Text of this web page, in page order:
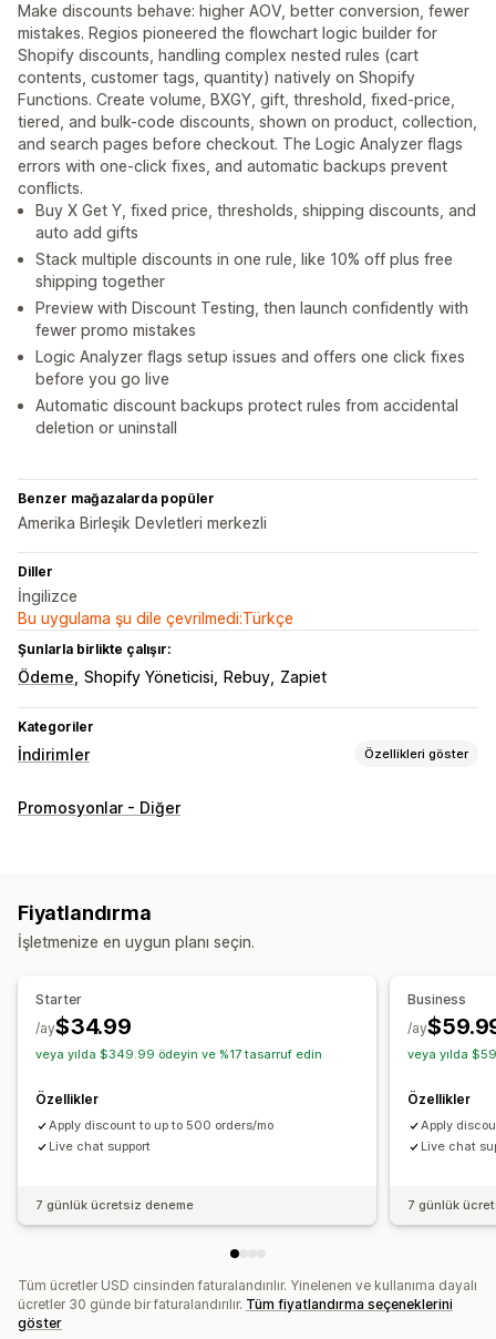
Make discounts behave: higher AOV, better conversion, fewer
mistakes. Regios pioneered the flowchart logic builder for
Shopify discounts, handling complex nested rules (cart
contents, customer tags, quantity) natively on Shopify
Functions. Create volume, BXGY, gift, threshold, fixed-price,
tiered, and bulk-code discounts, shown on product, collection,
and search pages before checkout. The Logic Analyzer flags
errors with one-click fixes, and automatic backups prevent
conflicts.
Buy X Get Y, fixed price, thresholds, shipping discounts, and
auto add gifts
Stack multiple discounts in one rule, like 10% off plus free
shipping together
Preview with Discount Testing, then launch confidently with
fewer promo mistakes
Logic Analyzer flags setup issues and offers one click fixes
before you go live
Automatic discount backups protect rules from accidental
deletion or uninstall
Benzer mağazalarda popüler
Amerika Birleşik Devletleri merkezli
Diller
İngilizce
Bu uygulama şu dile çevrilmedi:Türkçe
Şunlarla birlikte çalışır:
Ödeme Shopify Yöneticisi Rebuy Zapiet
Kategoriler
İndirimler Özellikleri göster
İndirim türleri
Yüzdelik indirimler
Toptan satış fiyatlandırması Ücretsiz kargo
Hediyeler
Dinamik fiyatlandırma
Para birimi dönüştürme
Otomasyonlar
Hedefleme Coğrafi konum
Etiketleme
Promosyonlar - Diğer
Fiyatlandırma
İşletmenize en uygun planı seçin.
Starter
$34.99
/ay
veya yılda $349.99 ödeyin ve %17 tasarruf edin
Özellikler
Apply discount to up to 500 orders/mo
Live chat support
7 günlük ücretsiz deneme
Business
/ay
veya yılda
Özellikler
Apply
Live chat
7 günlük
Tüm ücretler USD cinsinden faturalandırılır. Yinelenen ve kullanıma dayalı
ücretler 30 günde bir faturalandırılır. Tüm fiyatlandırma seçeneklerini
göster